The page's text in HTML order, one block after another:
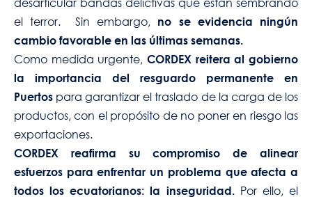
el terror. Sin embargo, no se evidencia ningún
cambio favorable en las últimas semanas.
Como medida urgente, CORDEX reitera al gobierno
la importancia del resguardo permanente en
Puertos para garantizar el traslado de la carga de los
productos, con el propósito de no poner en riesgo las
exportaciones.
CORDEX reafirma su compromiso de alinear
esfuerzos para enfrentar un problema que afecta a
todos los ecuatorianos: la inseguridad.Por ello, el